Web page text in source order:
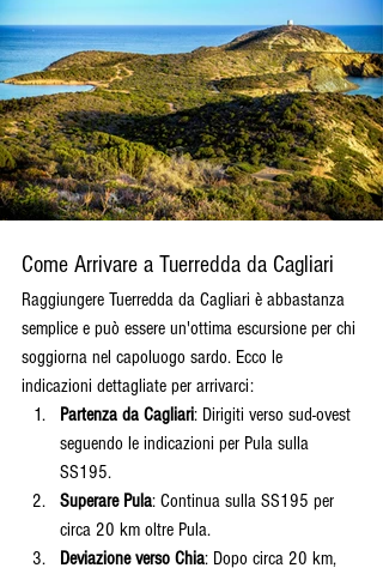
Come Arrivare a Tuerredda da Cagliari
Raggiungere Tuerredda da Cagliari è abbastanza
semplice e può essere un'ottima escursione per chi
soggiorna nel capoluogo sardo. Ecco le
indicazioni dettagliate per arrivarci:
Partenza da Cagliari: Dirigiti verso sud-ovest
seguendo le indicazioni per Pula sulla
SS195.
Superare Pula: Continua sulla SS195 per
circa 20 km oltre Pula.
Deviazione verso Chia: Dopo circa 20 km,